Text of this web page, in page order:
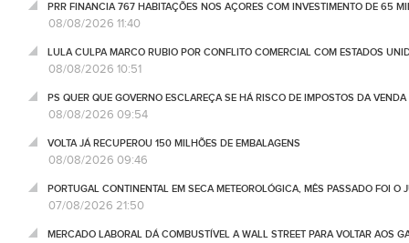
PRR FINANCIA 767 HABITAÇÕES NOS AÇORES COM INVESTIMENTO DE 65
08/08/2026 11:40
LULA CULPA MARCO RUBIO POR CONFLITO COMERCIAL COM ESTADOS
08/08/2026 10:51
PS QUER QUE GOVERNO ESCLAREÇA SE HÁ RISCO DE IMPOSTOS DA
08/08/2026 09:54
VOLTA JÁ RECUPEROU 150 MILHÕES DE EMBALAGENS
08/08/2026 09:46
PORTUGAL CONTINENTAL EM SECA METEOROLÓGICA, MÊS PASSADO FOI O
07/08/2026 21:50
MERCADO LABORAL DÁ COMBUSTÍVEL A WALL STREET PARA VOLTAR AOS